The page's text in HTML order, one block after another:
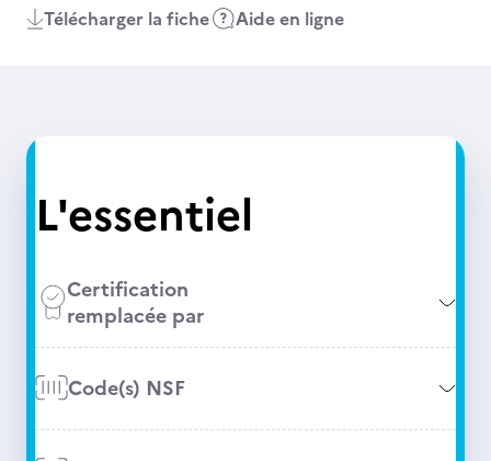
Télécharger la fiche Aide en ligne
L'essentiel
Certification
remplacée par
Code(s) NSF